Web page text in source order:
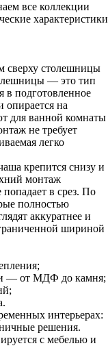
все коллекции
характеристики
сверху столешницы
— это тип
в подготовленное
опирается на
для ванной комнаты
не требует
легко
крепится снизу и
монтаж
в срез. По
полностью
аккуратнее и
шириной
— от МДФ до камня;
интерьерах:
решения.
с мебелью и